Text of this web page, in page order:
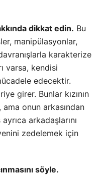
dikkat edin. Bu
manipülasyonlar,
karakterize
varsa, kendisi
edecektir.
girer. Bunlar kızının
onun arkasından
arkadaşlarını
zedelemek için
söyle.